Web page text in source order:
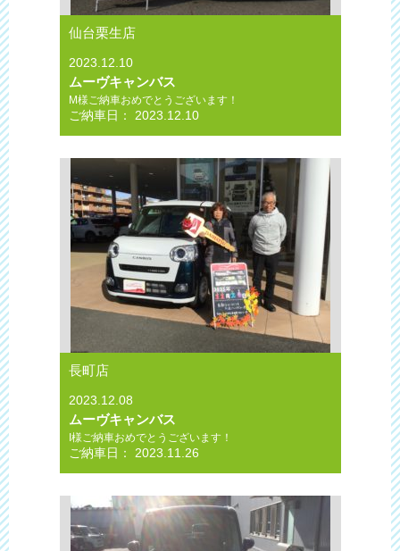
仙台栗生店
2023.12.10
ムーヴキャンバス
M様ご納車おめでとうございます！
ご納車日： 2023.12.10
長町店
2023.12.08
ムーヴキャンバス
I様ご納車おめでとうございます！
ご納車日： 2023.11.26